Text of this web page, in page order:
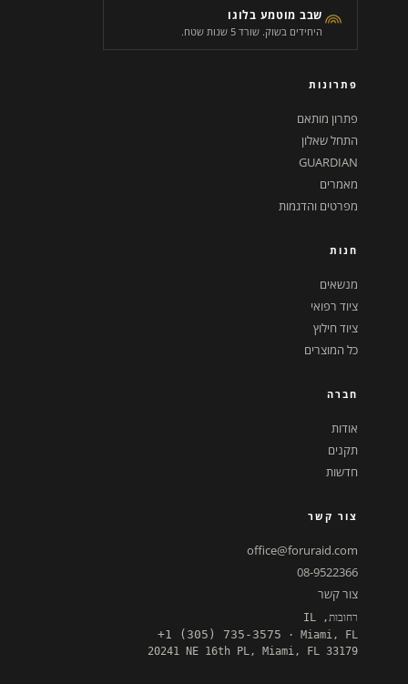
שבב מוטמע בלוגו
היחידים בשוק. שורד 5 שנות שטח.
פתרונות
פתרון מותאם
התחל שאלון
GUARDIAN
מאמרים
מפרטים והדגמות
חנות
מנשאים
ציוד רפואי
ציוד חילוץ
כל המוצרים
חברה
אודות
תקנים
חדשות
צור קשר
office@foruraid.com
08-9522366
צור קשר
רחובות, IL
+1 (305) 735-3575 · Miami, FL
20241 NE 16th PL, Miami, FL 33179